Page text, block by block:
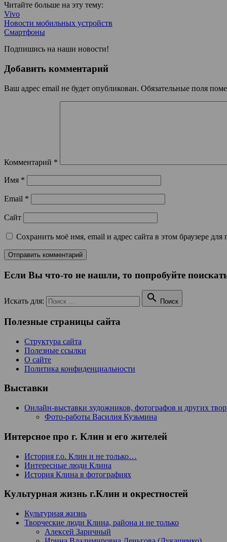
Читайте больше на эту тему:
Vivo
Новости мобильных устройств
Смартфоны
Подпишись на наши новости!
Добавить комментарий
Ваш адрес email не будет опубликован. Обязательные поля
Комментарий *
Имя *
Email *
Сайт
Сохранить моё имя, email и адрес сайта в этом браузере
Если Вы что-то не нашли, то попробуйте
Искать для:  Поиск
Полезные страницы сайта
Структура сайта
Полезные ссылки
О сайте
Политика конфиденциальности
Выставки
Онлайн-выставки художников, фотографов и других
Фото-работы Василия Кузьмина
Интерсное про г. Клин и его жителей
История г.о. Клин и не только…
Интересные люди Клина
История Клина в фотографиях
Культурная жизнь г.Клин и окрестностей
Культурная жизнь
Творческие люди Клина, района и не только
Алексей Заричный